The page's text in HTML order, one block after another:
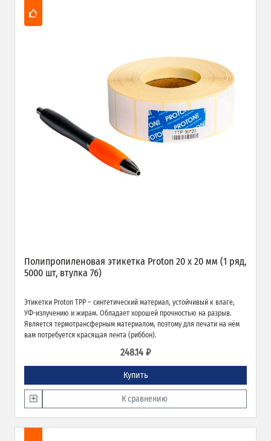
Полипропиленовая этикетка Proton 20 x 20 мм (1 ряд,
5000 шт, втулка 76)
Этикетки Proton TPP – синтетический материал, устойчивый к влаге,
УФ-излучению и жирам. Обладает хорошей прочностью на разрыв.
Является термотрансферным материалом, поэтому для печати на нём
вам потребуется красящая лента (риббон).
248.14 ₽
Купить
К сравнению